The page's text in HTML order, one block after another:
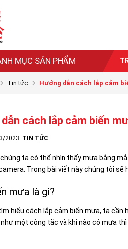
MỤC SẢN PHẨM
Tin tức Hướng dẫn cách lắp cảm
cách lắp cảm biến
2023 TIN TỨC
ta có thể nhìn thấy mưa bằng
Trong bài viết này chúng tôi sẽ
mưa là gì?
hiểu cách lắp cảm biến mưa, ta cần
một công tắc và khi nào có mưa